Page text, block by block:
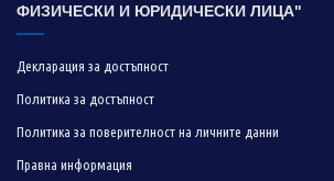
ФИЗИЧЕСКИ И ЮРИДИЧЕСКИ ЛИЦА"
Декларация за достъпност
Политика за достъпност
Политика за поверителност на личните данни
Правна информация